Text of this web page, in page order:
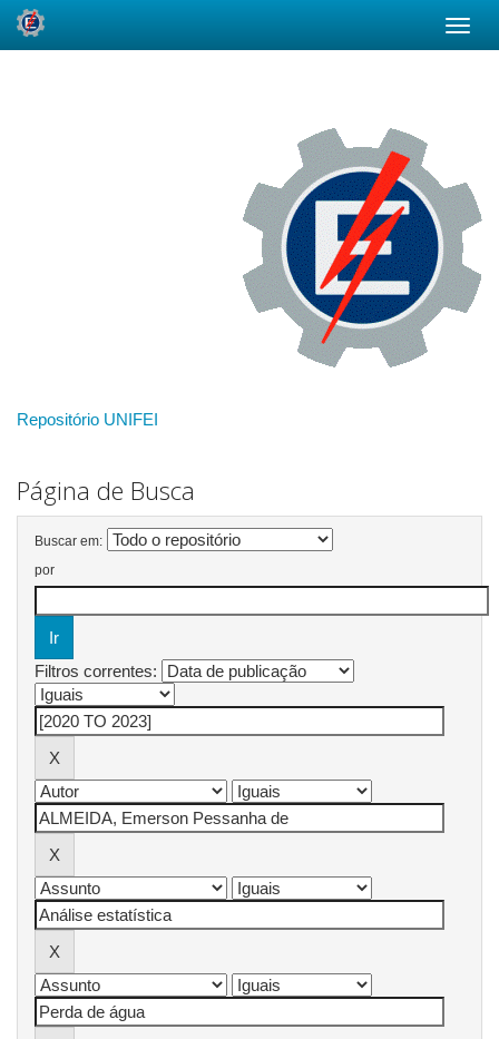
Repositório UNIFEI
Página de Busca
Buscar em:
por
Filtros correntes: